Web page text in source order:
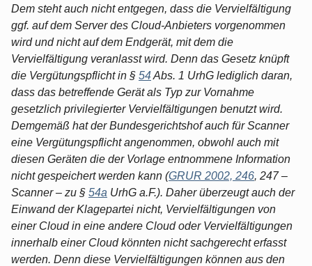
Dem steht auch nicht entgegen, dass die Vervielfältigung
ggf. auf dem Server des Cloud-Anbieters vorgenommen
wird und nicht auf dem Endgerät, mit dem die
Vervielfältigung veranlasst wird. Denn das Gesetz knüpft
die Vergütungspflicht in § 54Abs. 1 UrhG lediglich daran,
dass das betreffende Gerät als Typ zur Vornahme
gesetzlich privilegierter Vervielfältigungen benutzt wird.
Demgemäß hat der Bundesgerichtshof auch für Scanner
eine Vergütungspflicht angenommen, obwohl auch mit
diesen Geräten die der Vorlage entnommene Information
nicht gespeichert werden kann (GRUR 2002, 246, 247 –
Scanner – zu § 54a UrhG a.F.). Daher überzeugt auch der
Einwand der Klagepartei nicht, Vervielfältigungen von
einer Cloud in eine andere Cloud oder Vervielfältigungen
innerhalb einer Cloud könnten nicht sachgerecht erfasst
werden. Denn diese Vervielfältigungen können aus den